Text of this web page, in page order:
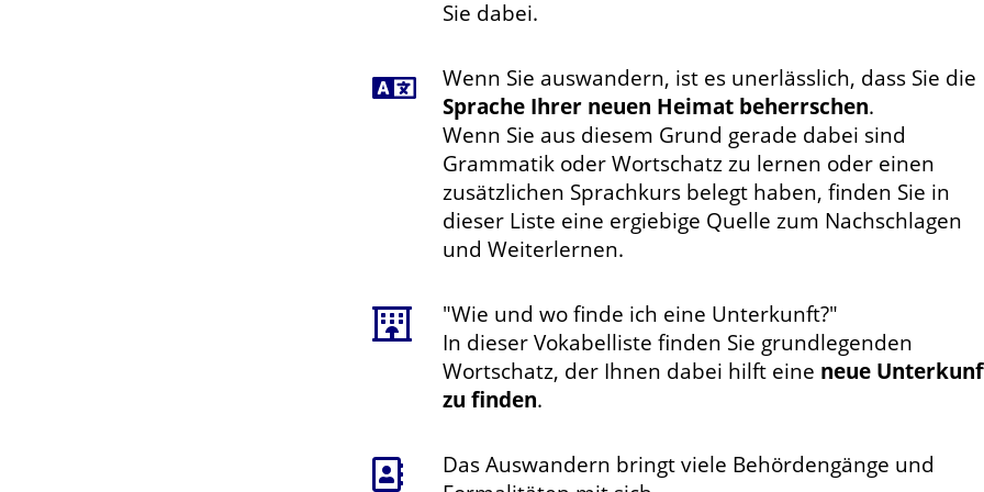
Sie dabei.
Wenn Sie auswandern, ist es unerlässlich, dass Sie die
Sprache Ihrer neuen Heimat beherrschen.
Wenn Sie aus diesem Grund gerade dabei sind
Grammatik oder Wortschatz zu lernen oder einen
zusätzlichen Sprachkurs belegt haben, finden Sie in
dieser Liste eine ergiebige Quelle zum Nachschlagen
und Weiterlernen.
"Wie und wo finde ich eine Unterkunft?"
In dieser Vokabelliste finden Sie grundlegenden
Wortschatz, der Ihnen dabei hilft eine neue
zu finden.
Das Auswandern bringt viele Behördengänge und